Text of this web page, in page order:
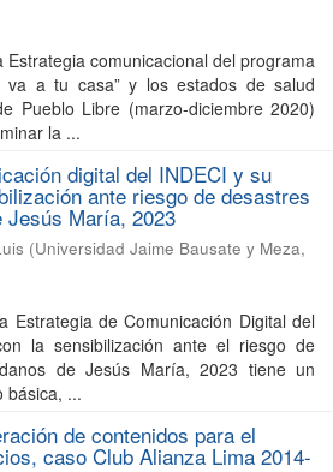
Estrategia comunicacional del programa
va a tu casa” y los estados de salud
Pueblo Libre (marzo-diciembre 2020)
la ...
digital del INDECI y su
ante riesgo de desastres
Jesús María, 2023
(Universidad Jaime Bausate y Meza,
Estrategia de Comunicación Digital del
la sensibilización ante el riesgo de
de Jesús María, 2023 tiene un
básica, ...
de contenidos para el
caso Club Alianza Lima 2014-